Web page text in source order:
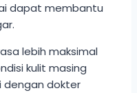
dapat membantu
lebih maksimal
kulit masing
dengan dokter